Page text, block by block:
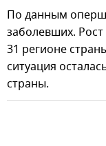
По данным
заболевших.
31 регионе
ситуация
страны.